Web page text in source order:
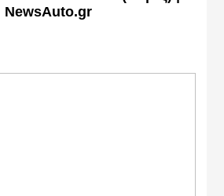
εντός δακτυλίου της Αθήνας
NewsAuto.gr